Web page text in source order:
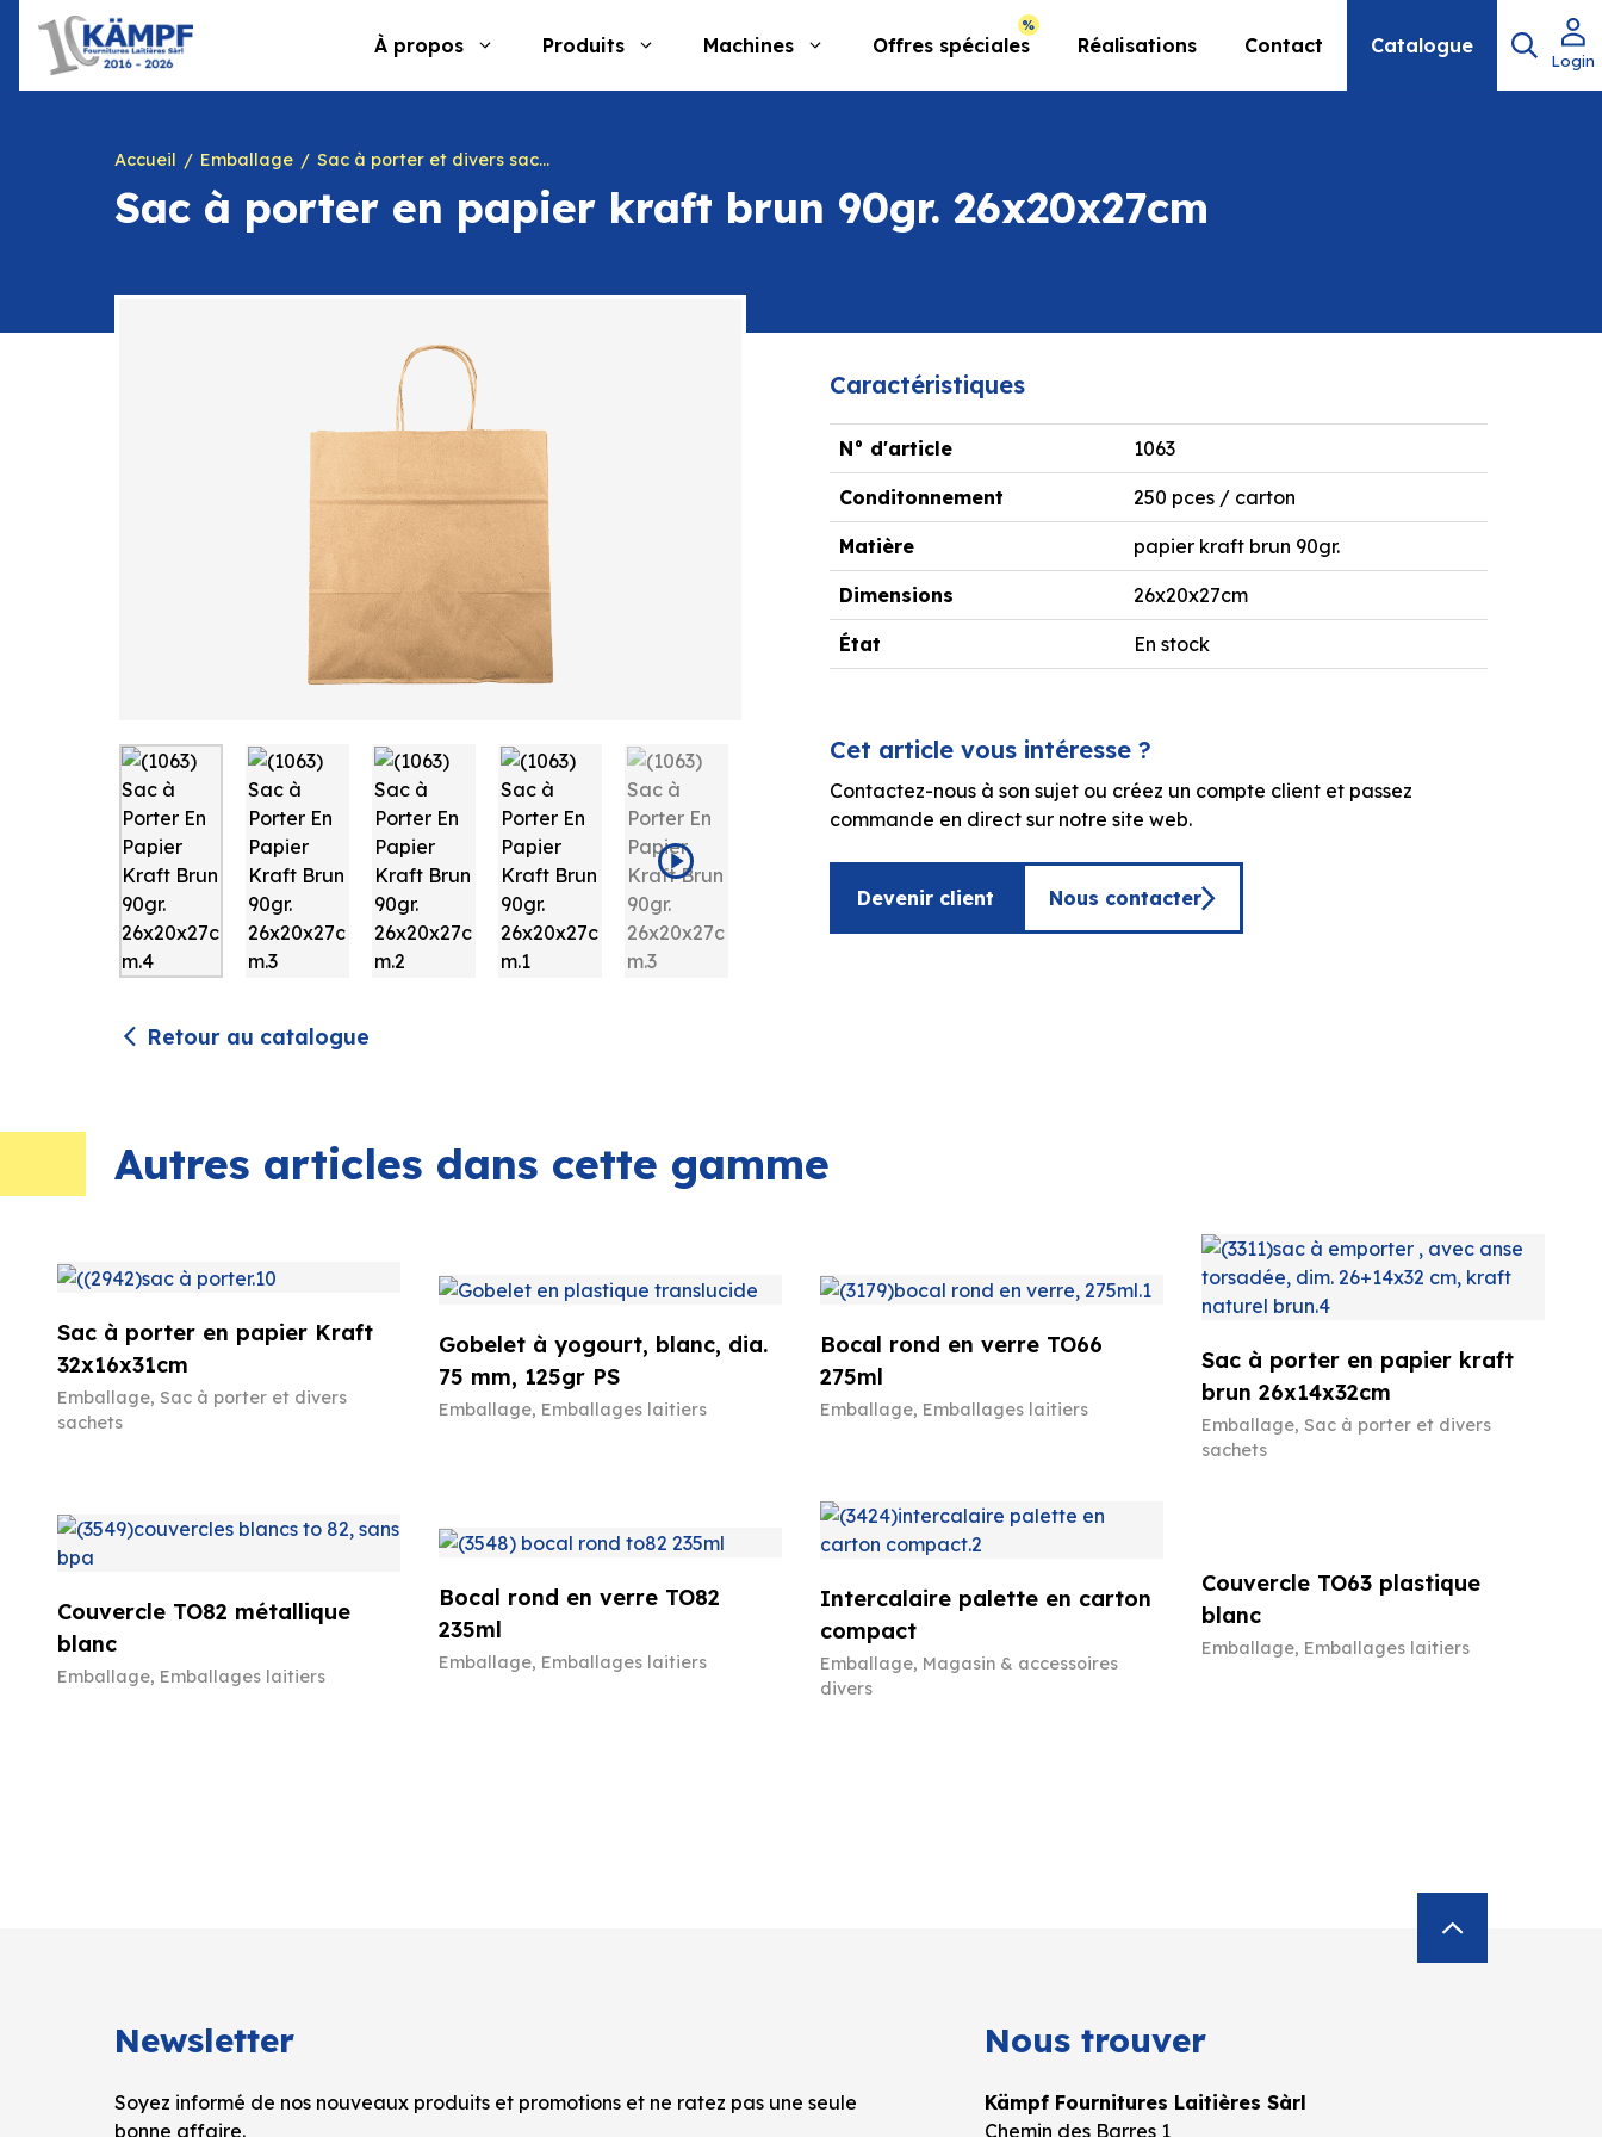
contenu
À propos Produits Machines Offres spéciales Réalisations Contact Catalogue
Login
Accueil Emballage Sac à porter et divers sachets
Sac à porter en papier kraft brun 90gr. 26x20x27cm
Retour au catalogue
Caractéristiques
N° d'article 1063
Conditonnement 250 pces / carton
Matière papier kraft brun 90gr.
Dimensions 26x20x27cm
État En stock
Cet article vous intéresse ?
Contactez-nous à son sujet ou créez un compte client et passez
commande en direct sur notre site web.
Devenir client Nous contacter
Autres articles dans cette gamme
Sac à porter en papier Kraft
32x16x31cm
Emballage, Sac à porter et divers
sachets
Gobelet à yogourt, blanc, dia.
75 mm, 125gr PS
Emballage, Emballages laitiers
Bocal rond en verre TO66
275ml
Emballage, Emballages laitiers
Sac à porter en papier kraft
brun 26x14x32cm
Emballage, Sac à porter et divers
sachets
Couvercle TO82 métallique
blanc
Emballage, Emballages laitiers
Bocal rond en verre TO82
235ml
Emballage, Emballages laitiers
Intercalaire palette en carton
compact
Emballage, Magasin & accessoires
divers
Couvercle TO63 plastique
blanc
Emballage, Emballages laitiers
Newsletter
Soyez informé de nos nouveaux produits et promotions et ne ratez pas une seule
bonne affaire.
Nous trouver
Kämpf Fournitures Laitières Sàrl
Chemin des Barres 1